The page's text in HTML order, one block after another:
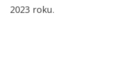
2023 roku.